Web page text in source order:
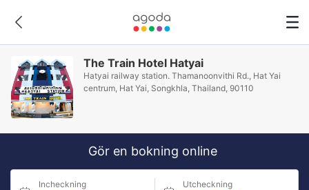
The Train Hotel Hatyai
Hatyai railway station. Thamanoonvithi Rd., Hat Yai
centrum, Hat Yai, Songkhla, Thailand, 90110
Gör en bokning online
Incheckning Utcheckning